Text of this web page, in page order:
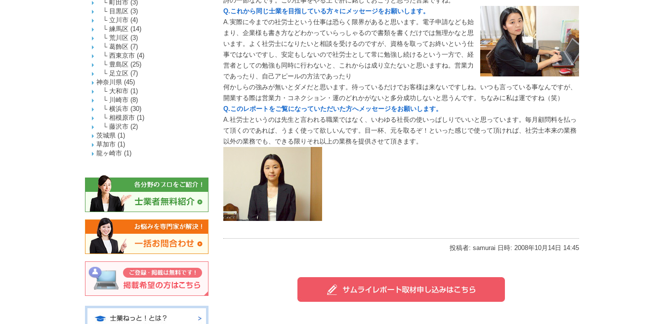
Q.これから同じ士業を目指している方々にメッセージをお願いします。
A.実際に今までの社労士という仕事は恐らく限界があると思います。電子申請なども始
まり、企業様も書き方などわかっていらっしゃるので書類を書くだけでは無理かなと思
います。よく社労士になりたいと相談を受けるのですが、資格を取ってお終いという仕
事ではないですし、安定もしないので社労士として常に勉強し続けるという一方で、経
営者としての勉強も同時に行わないと、これからは成り立たないと思いますね。営業力
であったり、自己アピールの方法であったり
何かしらの強みが無いとダメだと思います。待っているだけでお客様は来ないですしね。いつも言っている事なんですが、
開業する際は営業力・コネクション・運のどれかがないと多分成功しないと思うんです。ちなみに私は運ですね（笑）
Q.このレポートをご覧になっていただいた方へメッセージをお願いします。
A.社労士というのは先生と言われる職業ではなく、いわゆる社長の使いっぱしりでいいと思っています。毎月顧問料を払っ
て頂くのであれば、うまく使って欲しいんです。目一杯、元を取るぞ！といった感じで使って頂ければ、社労士本来の業務
以外の業務でも、できる限りそれ以上の業務を提供させて頂きます。
投稿者: samurai 日時: 2008年10月14日 14:45
└ 町田市 (3)
└ 目黒区 (3)
└ 立川市 (4)
└ 練馬区 (14)
└ 荒川区 (3)
└ 葛飾区 (7)
└ 西東京市 (4)
└ 豊島区 (25)
└ 足立区 (7)
神奈川県 (45)
└ 大和市 (1)
└ 川崎市 (8)
└ 横浜市 (30)
└ 相模原市 (1)
└ 藤沢市 (2)
茨城県 (1)
草加市 (1)
龍ヶ崎市 (1)